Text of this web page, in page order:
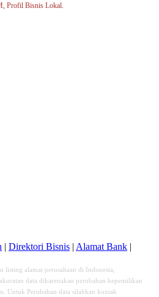
Profil Bisnis Lokal.
| Direktori Bisnis | Alamat Bank |
listing alamat perusahaan di Indonesia,
data dikarenakan perubahan kepemilikan
Untuk Perubahan data silahkan kontak